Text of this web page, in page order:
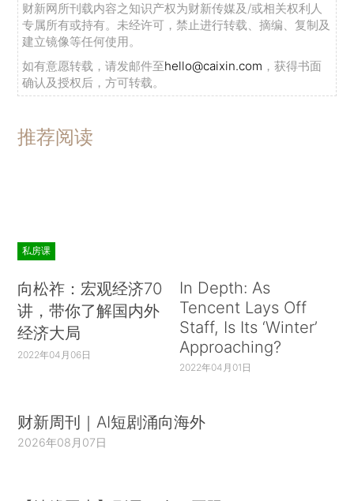
财新网所刊载内容之知识产权为财新传媒及/或相关权利人
专属所有或持有。未经许可，禁止进行转载、摘编、复制及
建立镜像等任何使用。
如有意愿转载，请发邮件至hello@caixin.com ，获得书面
确认及授权后，方可转载。
推荐阅读
私房课
向松祚：宏观经济70
讲，带你了解国内外
经济大局
2022年04月06日
In Depth: As
Tencent Lays Off
Staff, Is Its ‘Winter’
Approaching?
2022年04月01日
财新周刊｜AI短剧涌向海外
2026年08月07日